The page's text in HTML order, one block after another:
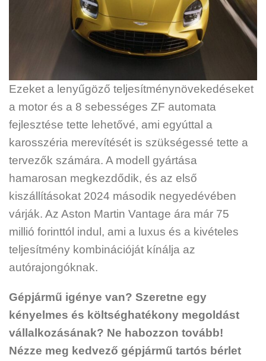
Ezeket a lenyűgöző teljesítménynövekedéseket
a motor és a 8 sebességes ZF automata
fejlesztése tette lehetővé, ami egyúttal a
karosszéria merevítését is szükségessé tette a
tervezők számára. A modell gyártása
hamarosan megkezdődik, és az első
kiszállításokat 2024 második negyedévében
várják. Az Aston Martin Vantage ára már 75
millió forinttól indul, ami a luxus és a kivételes
teljesítmény kombinációját kínálja az
autórajongóknak.
Gépjármű igénye van? Szeretne egy
kényelmes és költséghatékony megoldást
vállalkozásának? Ne habozzon tovább!
Nézze meg kedvező gépjármű tartós bérlet